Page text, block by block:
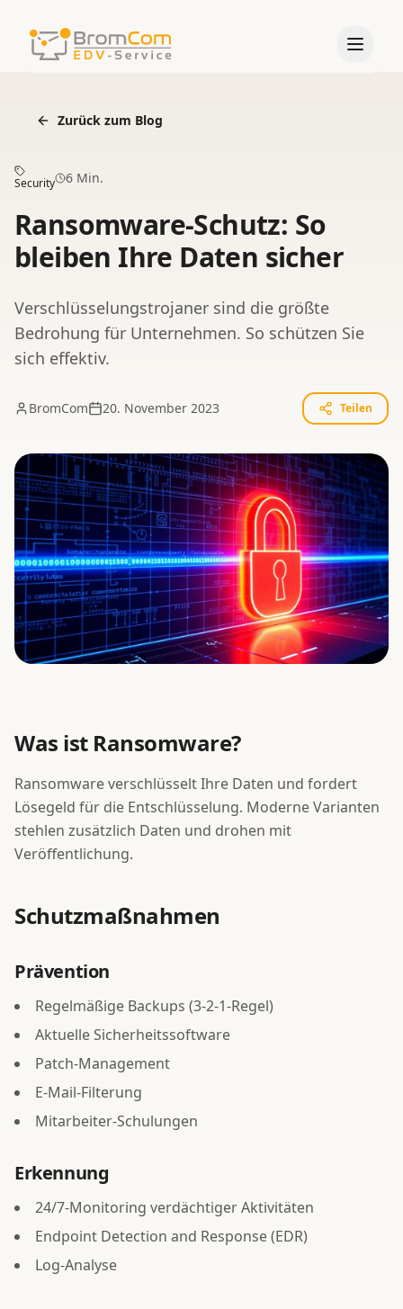
Managed Services
IT-Sicherheit
Virtualisierung
DATEV-Betreuung
Virtual Workplace
Alle Leistungen
BCSO
Referenzen
Blog
Über uns
Kontakt
Support
Zurück zum Blog
Security 6 Min.
Ransomware-Schutz: So
bleiben Ihre Daten sicher
Verschlüsselungstrojaner sind die größte
Bedrohung für Unternehmen. So schützen Sie
sich effektiv.
BromCom 20. November 2023 Teilen
Was ist Ransomware?
Ransomware verschlüsselt Ihre Daten und fordert
Lösegeld für die Entschlüsselung. Moderne Varianten
stehlen zusätzlich Daten und drohen mit
Veröffentlichung.
Schutzmaßnahmen
Prävention
Regelmäßige Backups (3-2-1-Regel)
Aktuelle Sicherheitssoftware
Patch-Management
E-Mail-Filterung
Mitarbeiter-Schulungen
Erkennung
24/7-Monitoring verdächtiger Aktivitäten
Endpoint Detection and Response (EDR)
Log-Analyse